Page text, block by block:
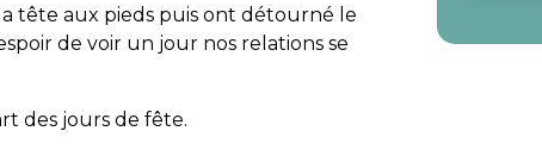
tête aux pieds puis ont détourné le
de voir un jour nos relations se
des jours de fête.